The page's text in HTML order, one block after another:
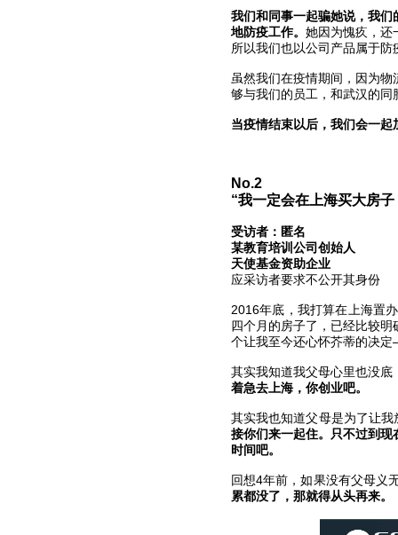
我们和同事一起骗她说，我
地防疫工作。 她因为愧疚，还
所以我们也以公司产品属于
虽然我们在疫情期间，因为
够与我们的员工，和武汉的
当疫情结束以后，我们会一
No.2
“我一定会在上海买大房子
受访者：匿名
某教育培训公司创始人
天使基金资助企业
应采访者要求不公开其身份
2016年底，我打算在上海置
四个月的房子了，已经比较
个让我至今还心怀芥蒂的决
其实我知道我父母心里也没
着急去上海，你创业吧。
其实我也知道父母是为了让我
接你们来一起住。只不过到
时间吧。
回想4年前，如果没有父母义
累都没了，那就得从头再来。